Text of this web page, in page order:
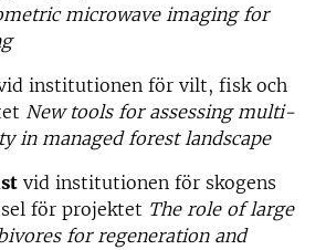
microwave imaging for
institutionen för vilt, fisk och
New tools for assessing multi-
in managed forest landscape
vid institutionen för skogens
för projektet The role of large
for regeneration and